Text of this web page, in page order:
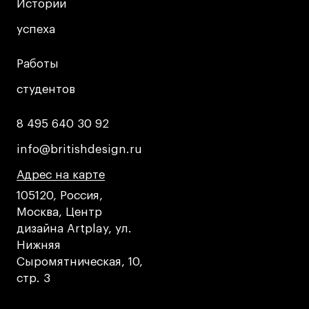
Britanka New Creatives
Подобрать программу
Получить сертификат
Истории
успеха
Истории
успеха
Работы
студентов
Работы
студентов
8 495 640 30 92
8 495 640 30 92
info@britishdesign.ru
info@britishdesign.ru
Адрес на карте
Адрес на карте
Адрес на карте
105120, Россия,
Москва, Центр
дизайна Artplay, ул.
Нижняя
Сыромятническая, 10,
стр. 3